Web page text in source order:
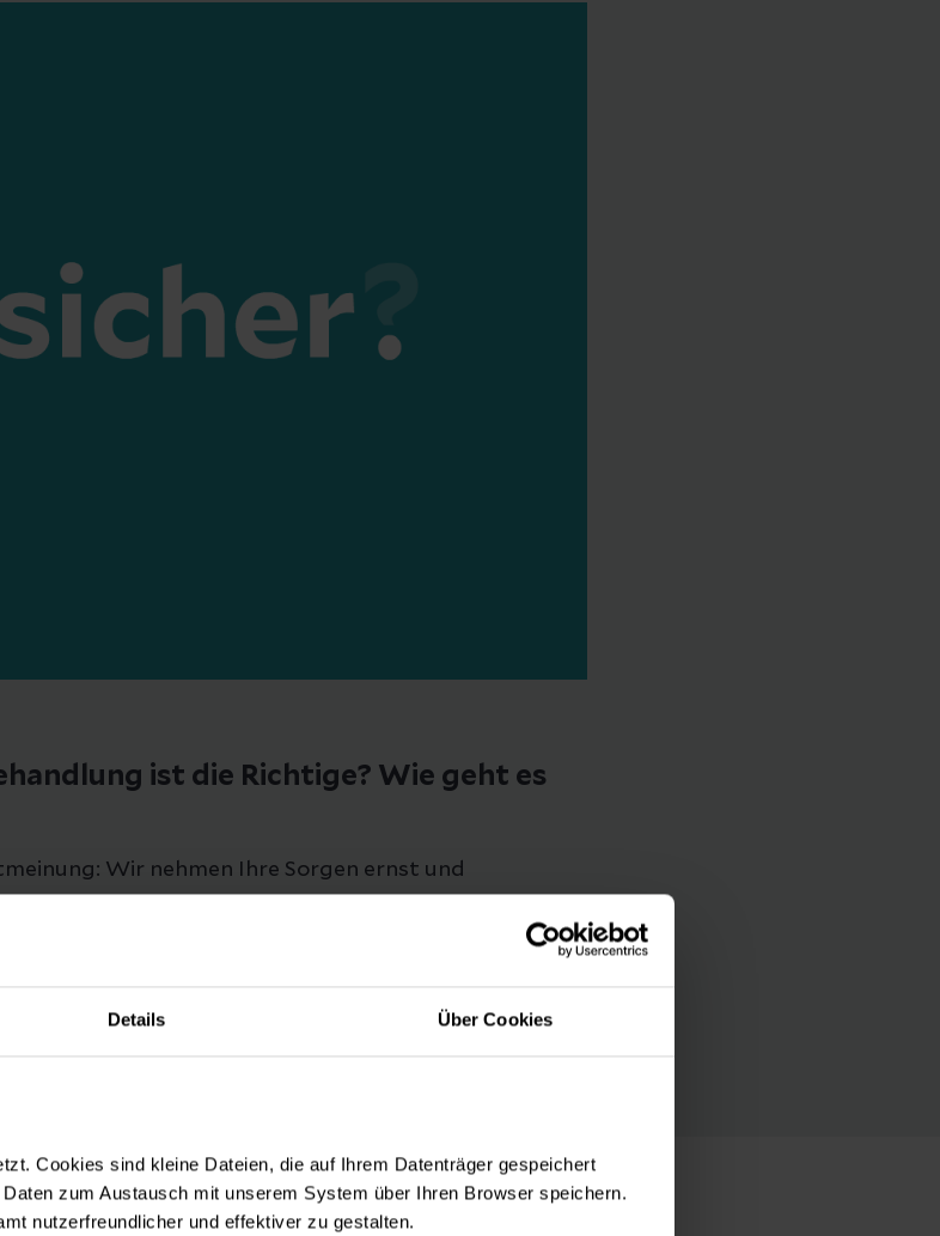
Details Über Cookies
Cookies sind kleine Dateien, die auf Ihrem Datenträger gespeichert
zum Austausch mit unserem System über Ihren Browser speichern.
nutzerfreundlicher und effektiver zu gestalten.
ist die Richtige? Wie geht es
Wir nehmen Ihre Sorgen ernst und